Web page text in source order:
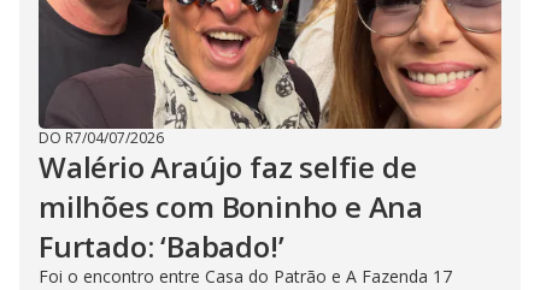
DO R7/04/07/2026
Walério Araújo faz selfie de
milhões com Boninho e Ana
Furtado: ‘Babado!’
Foi o encontro entre Casa do Patrão e A Fazenda 17